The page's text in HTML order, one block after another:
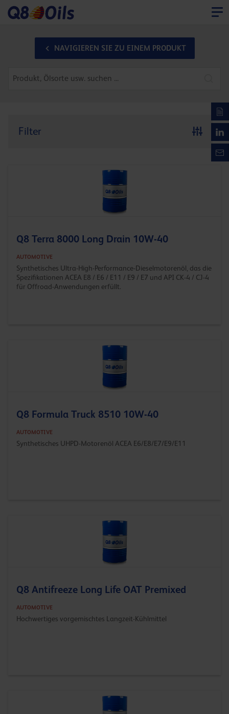
NAVIGIEREN SIE ZU EINEM PRODUKT
Filter
Q8 Terra 8000 Long Drain 10W-40
AUTOMOTIVE
Synthetisches Ultra-High-Performance-Dieselmotorenöl, das die
Spezifikationen ACEA E8 / E6 / E11 / E9 / E7 und API CK-4 / CJ-4
für Offroad-Anwendungen erfüllt.
Q8 Formula Truck 8510 10W-40
AUTOMOTIVE
Synthetisches UHPD-Motorenöl ACEA E6/E8/E7/E9/E11
Q8 Antifreeze Long Life OAT Premixed
AUTOMOTIVE
Hochwertiges vorgemischtes Langzeit-Kühlmittel